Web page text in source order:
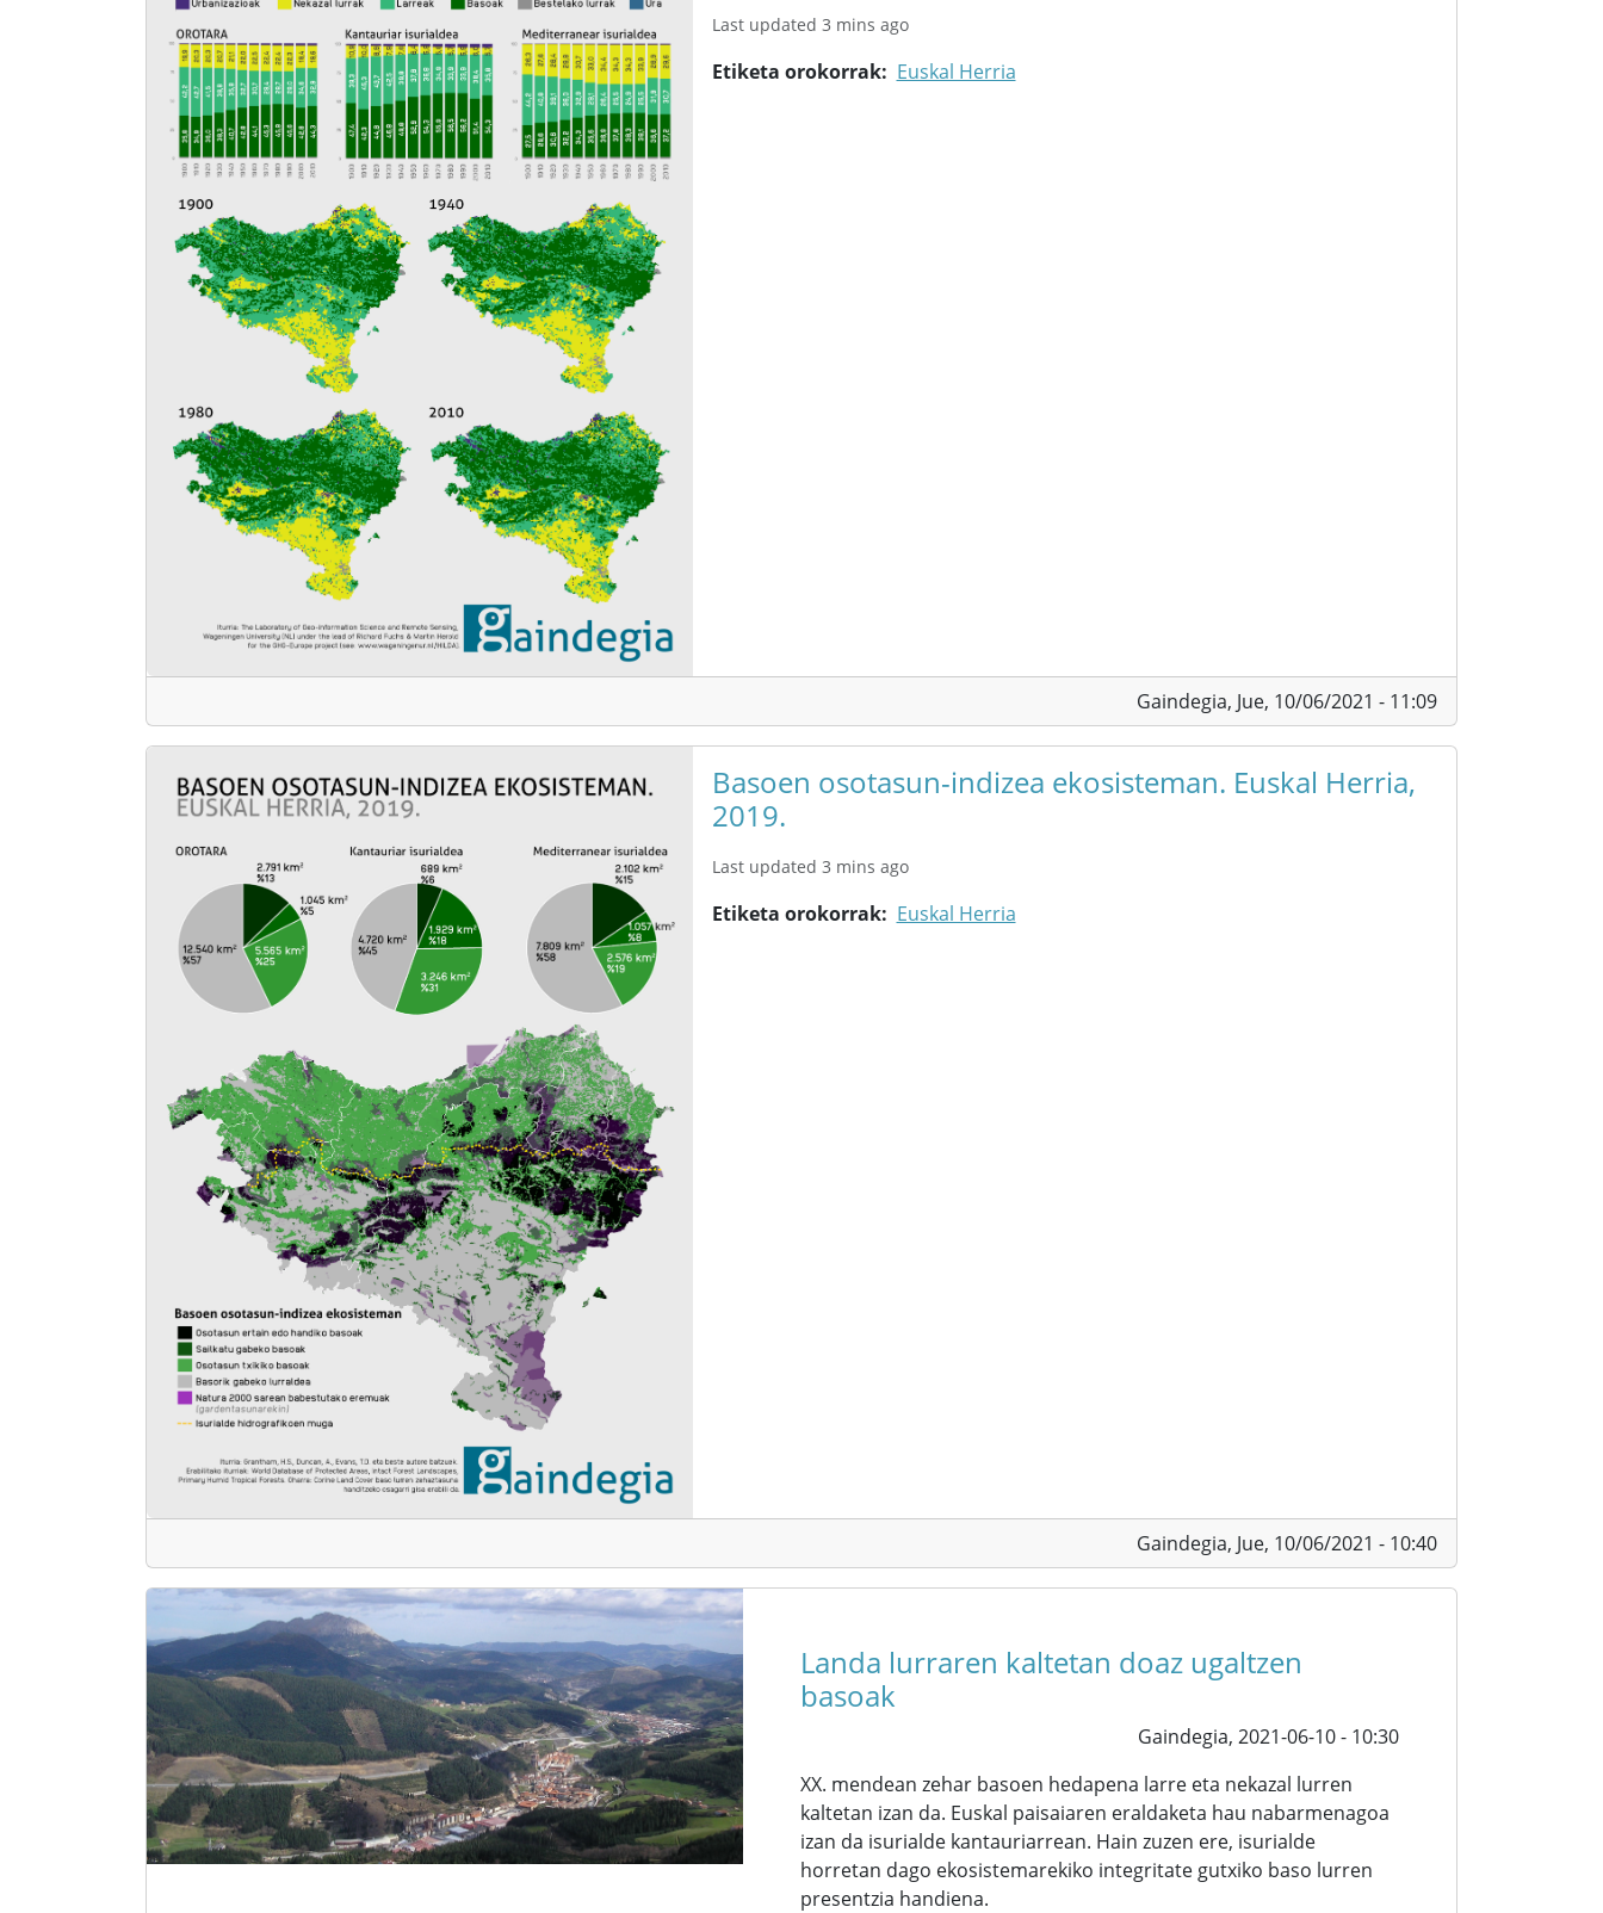
Last updated 3 mins ago
Etiketa orokorrak Euskal Herria
Gaindegia, Jue, 10/06/2021 - 11:09
Basoen osotasun-indizea ekosisteman. Euskal Herria,
2019.
Last updated 3 mins ago
Etiketa orokorrak Euskal Herria
Gaindegia, Jue, 10/06/2021 - 10:40
Landa lurraren kaltetan doaz ugaltzen
basoak
Gaindegia, 2021-06-10 - 10:30
XX. mendean zehar basoen hedapena larre eta nekazal lurren
kaltetan izan da. Euskal paisaiaren eraldaketa hau nabarmenagoa
izan da isurialde kantauriarrean. Hain zuzen ere, isurialde
horretan dago ekosistemarekiko integritate gutxiko baso lurren
presentzia handiena.